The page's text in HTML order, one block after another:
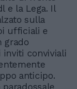
e la Lega. Il
sulla
ufficiali e
grado
inviti conviviali
anticipo.